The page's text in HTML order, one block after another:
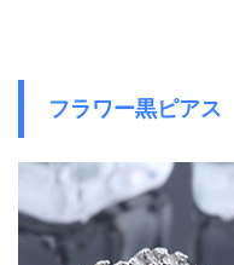
フラワー黒ピアス